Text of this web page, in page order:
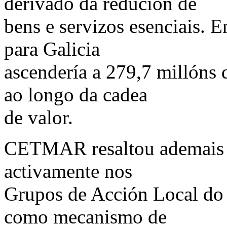
bens e servizos esenciais.
para Galicia
ascendería a 279,7 millóns
ao longo da cadea
de valor.
CETMAR resaltou
activamente nos
Grupos de Acción Local
como mecanismo de